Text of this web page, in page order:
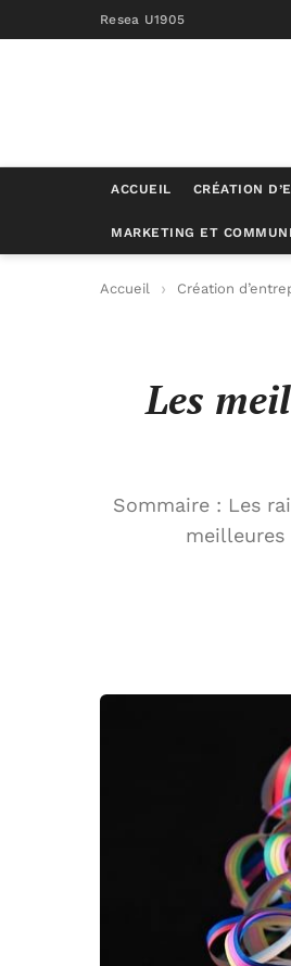
Resea U1905
ACCUEIL CRÉATION
MARKETING ET
Accueil Création
Les
Sommaire : Les